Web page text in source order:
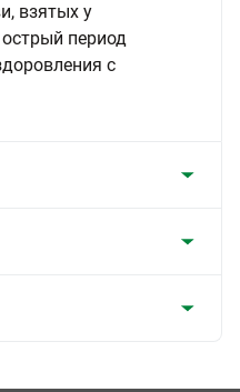
взятых у
период
с